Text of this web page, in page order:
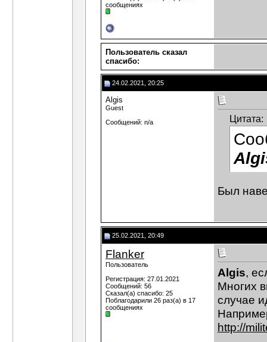
сообщениях
Пользователь сказал
cпасибо:
24.02.2021, 20:25
Algis
Guest
Сообщений: n/a
Цитата:
Был
25.02.2021, 20:49
Flanker
Пользователь
Регистрация: 27.01.2021
Сообщений: 56
Сказал(а) спасибо: 25
Поблагодарили 26 раз(а) в 17
сообщениях
Algis,
Многих
случае
http://